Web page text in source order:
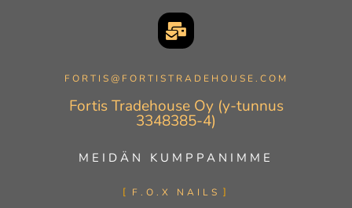
FORTIS@FORTISTRADEHOUSE.COM
Fortis Tradehouse Oy (y-tunnus
3348385-4)
MEIDÄN KUMPPANIMME
F.O.X NAILS